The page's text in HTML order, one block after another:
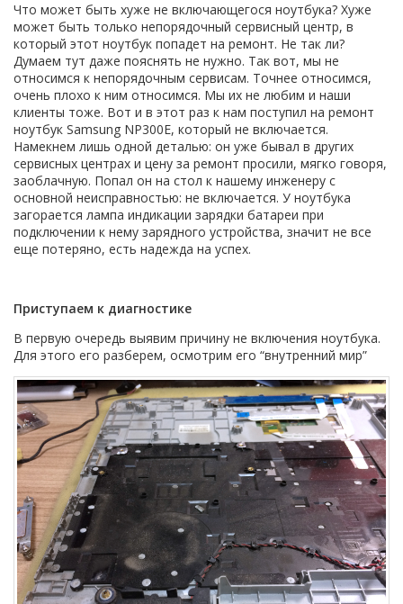
Что может быть хуже не включающегося ноутбука? Хуже
может быть только непорядочный сервисный центр, в
который этот ноутбук попадет на ремонт. Не так ли?
Думаем тут даже пояснять не нужно. Так вот, мы не
относимся к непорядочным сервисам. Точнее относимся,
очень плохо к ним относимся. Мы их не любим и наши
клиенты тоже. Вот и в этот раз к нам поступил на ремонт
ноутбук Samsung NP300E, который не включается.
Намекнем лишь одной деталью: он уже бывал в других
сервисных центрах и цену за ремонт просили, мягко говоря,
заоблачную. Попал он на стол к нашему инженеру с
основной неисправностью: не включается. У ноутбука
загорается лампа индикации зарядки батареи при
подключении к нему зарядного устройства, значит не все
еще потеряно, есть надежда на успех.
Приступаем к диагностике
В первую очередь выявим причину не включения ноутбука.
Для этого его разберем, осмотрим его “внутренний мир”